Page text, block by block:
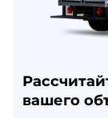
вашего